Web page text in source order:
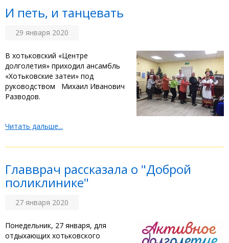
И петь, и танцевать
29 января 2020
В хотьковский «Центре
долголетия» приходил ансамбль
«Хотьковские затеи» под
руководством Михаил Иванович
Разводов.
Читать дальше...
Главврач рассказала о "Доброй
поликлинике"
27 января 2020
Понедельник, 27 января, для
отдыхающих хотьковского